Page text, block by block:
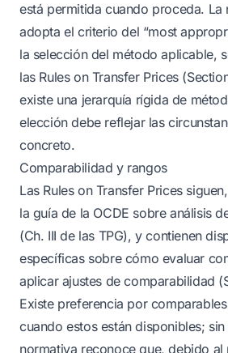
está permitida cuando proceda. La
adopta el criterio del “most
la selección del método aplicable,
las Rules on Transfer Prices
existe una jerarquía rígida de
elección debe reflejar las
concreto.
Comparabilidad y rangos
Las Rules on Transfer Prices
la guía de la OCDE sobre análisis
(Ch. III de las TPG), y contienen
específicas sobre cómo evaluar
aplicar ajustes de comparabilidad
Existe preferencia por
cuando estos están disponibles;
normativa reconoce que, debido al